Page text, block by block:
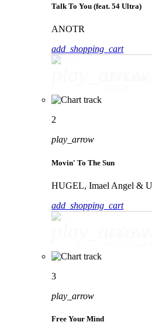
Talk To You (feat. 54 Ultra)
ANOTR
add_shopping_cart
2
play_arrow
Movin' To The Sun
HUGEL, Imael Angel &
add_shopping_cart
3
play_arrow
Free Your Mind